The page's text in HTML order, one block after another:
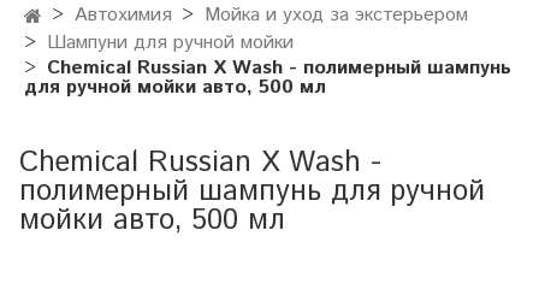
Автохимия
Мойка и уход за экстерьером
Шампуни для ручной мойки
Chemical Russian X Wash - полимерный шампунь
для ручной мойки авто, 500 мл
Chemical Russian X Wash -
полимерный шампунь для ручной
мойки авто, 500 мл